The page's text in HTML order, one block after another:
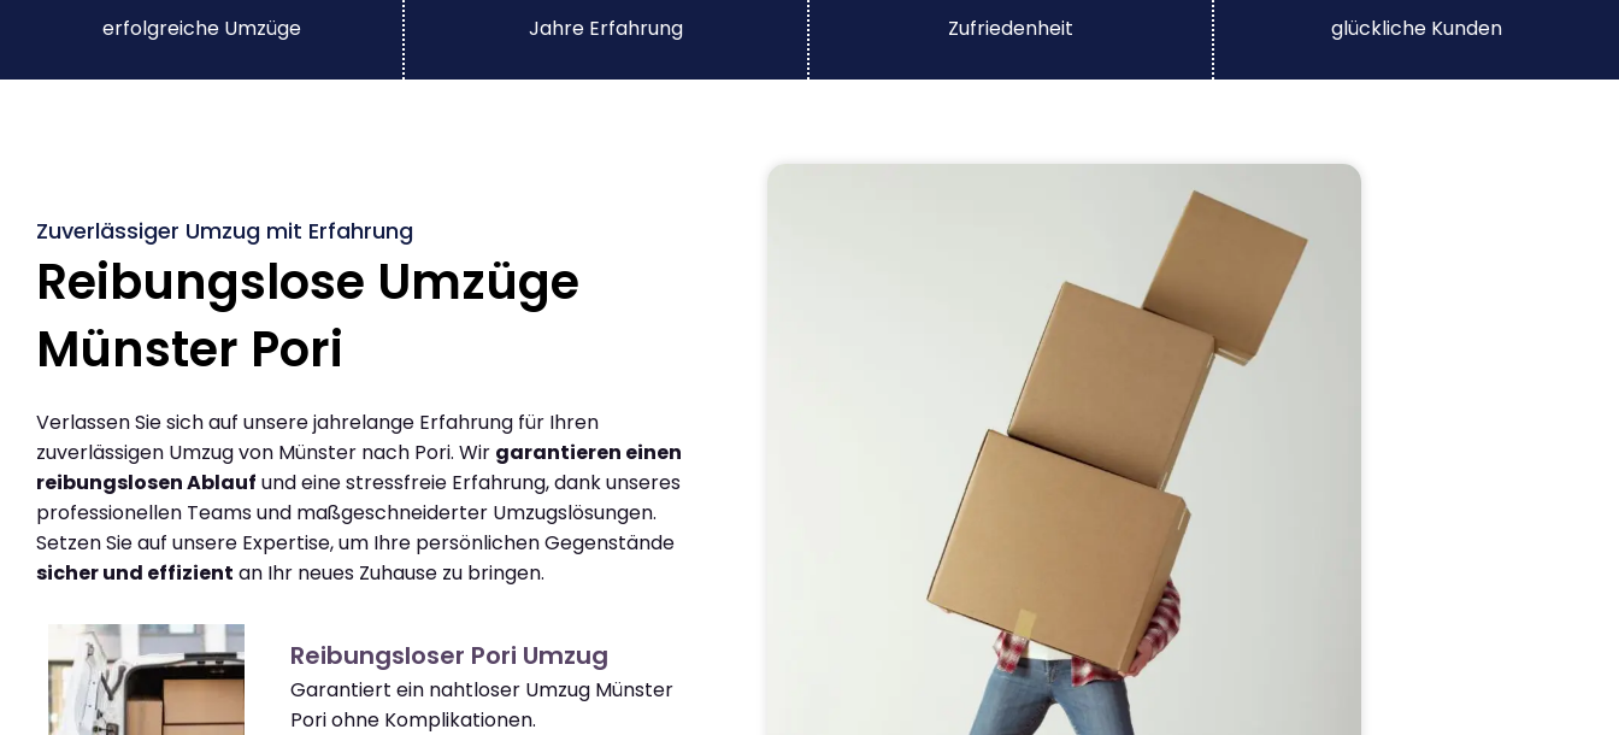
erfolgreiche Umzüge Jahre Erfahrung Zufriedenheit glückliche Kunden
Zuverlässiger Umzug mit Erfahrung
Reibungslose Umzüge
Münster Pori
Verlassen Sie sich auf unsere jahrelange Erfahrung für Ihren
zuverlässigen Umzug von Münster nach Pori. Wir garantieren einen
reibungslosen Ablauf und eine stressfreie Erfahrung, dank unseres
professionellen Teams und maßgeschneiderter Umzugslösungen.
Setzen Sie auf unsere Expertise, um Ihre persönlichen Gegenstände
sicher und effizient an Ihr neues Zuhause zu bringen.
Reibungsloser Pori Umzug
Garantiert ein nahtloser Umzug Münster
Pori ohne Komplikationen.